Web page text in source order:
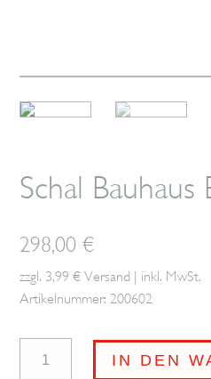
Schal Bauhaus
298,00€
zzgl. 3,99 € Versand | inkl. MwSt.
Artikelnummer: 200602
IN DEN